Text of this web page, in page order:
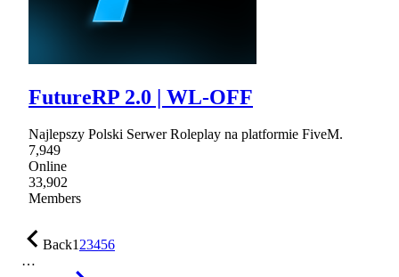
FutureRP 2.0 | WL-OFF
Najlepszy Polski Serwer Roleplay na platformie FiveM.
7,949
Online
33,902
Members
Back123456
…